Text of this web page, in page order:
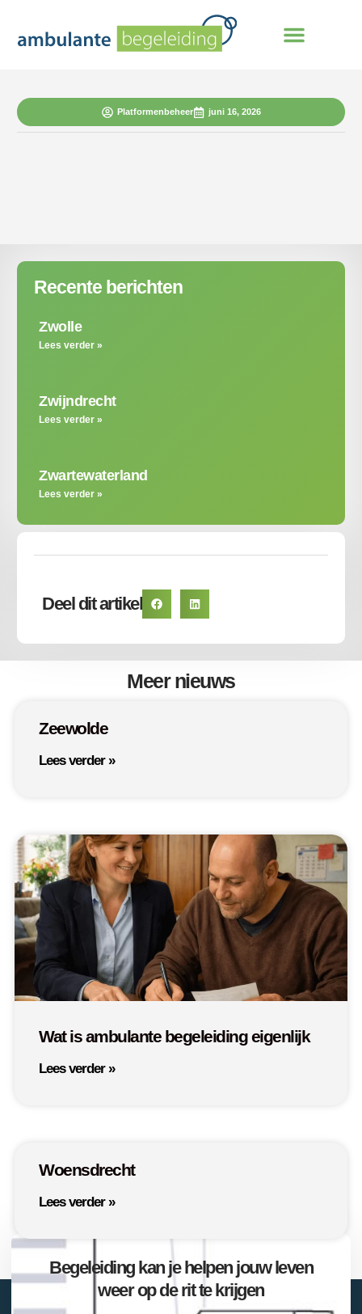
Platformenbeheer juni 16, 2026
Deel dit artikel
Recente berichten
Zwolle
Lees verder »
Zwijndrecht
Lees verder »
Zwartewaterland
Lees verder »
Meer nieuws
Zeewolde
Lees verder »
Wat is ambulante begeleiding eigenlijk
Lees verder »
Woensdrecht
Lees verder »
Begeleiding kan je helpen jouw leven
weer op de rit te krijgen